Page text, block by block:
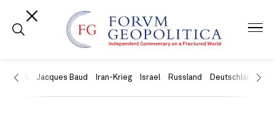
USA Jacques Baud Iran-Krieg Israel Russland Deutschland